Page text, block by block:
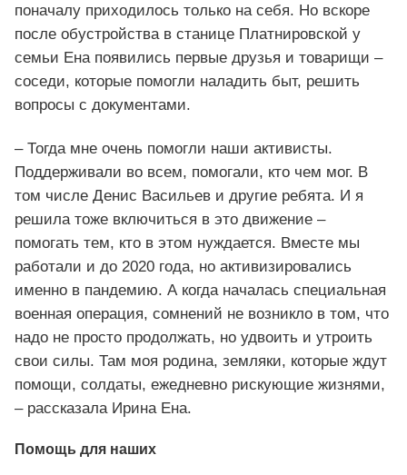
поначалу приходилось только на себя. Но вскоре
после обустройства в станице Платнировской у
семьи Ена появились первые друзья и товарищи –
соседи, которые помогли наладить быт, решить
вопросы с документами.
– Тогда мне очень помогли наши активисты.
Поддерживали во всем, помогали, кто чем мог. В
том числе Денис Васильев и другие ребята. И я
решила тоже включиться в это движение –
помогать тем, кто в этом нуждается. Вместе мы
работали и до 2020 года, но активизировались
именно в пандемию. А когда началась специальная
военная операция, сомнений не возникло в том, что
надо не просто продолжать, но удвоить и утроить
свои силы. Там моя родина, земляки, которые ждут
помощи, солдаты, ежедневно рискующие жизнями,
– рассказала Ирина Ена.
Помощь для наших